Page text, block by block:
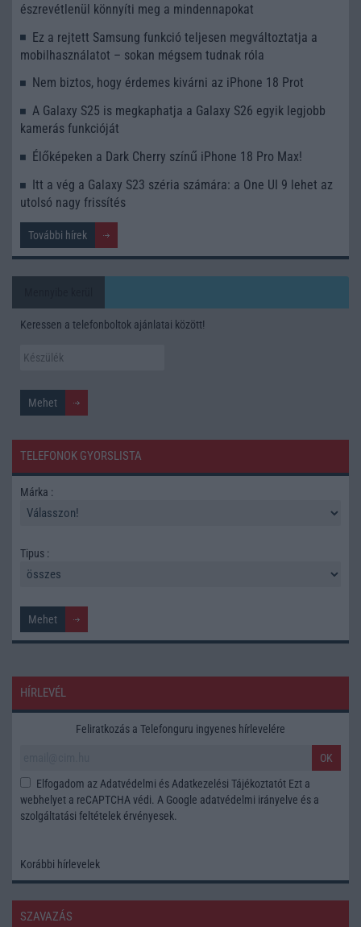
észrevétlenül könnyíti meg a mindennapokat
Ez a rejtett Samsung funkció teljesen megváltoztatja a
mobilhasználatot – sokan mégsem tudnak róla
Nem biztos, hogy érdemes kivárni az iPhone 18 Prot
A Galaxy S25 is megkaphatja a Galaxy S26 egyik legjobb
kamerás funkcióját
Élőképeken a Dark Cherry színű iPhone 18 Pro Max!
Itt a vég a Galaxy S23 széria számára: a One UI 9 lehet az
utolsó nagy frissítés
További hírek
Keressen a telefonboltok ajánlatai között!
TELEFONOK GYORSLISTA
Márka :
Tipus :
HÍRLEVÉL
Feliratkozás a Telefonguru ingyenes hírlevelére
OK
Elfogadom az Adatvédelmi és Adatkezelési Tájékoztatót Ezt a
webhelyet a reCAPTCHA védi. A Google adatvédelmi irányelve és a
szolgáltatási feltételek érvényesek.
Korábbi hírlevelek
SZAVAZÁS